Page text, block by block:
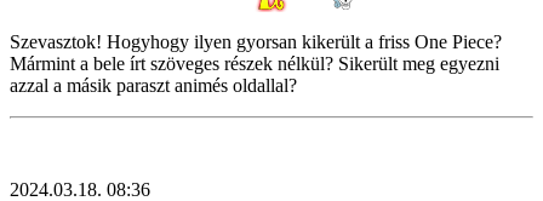
Szevasztok! Hogyhogy ilyen gyorsan kikerült a friss One Piece?
Mármint a bele írt szöveges részek nélkül? Sikerült meg egyezni
azzal a másik paraszt animés oldallal?
2024.03.18. 08:36